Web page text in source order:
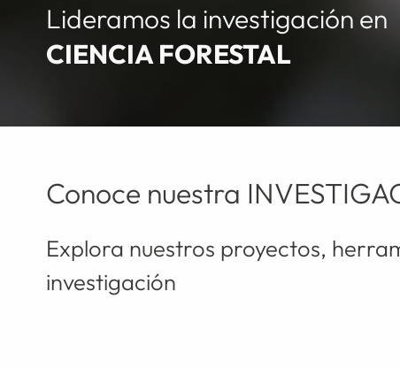
Lideramos la investigación en
CIENCIA FORESTAL
Conoce nuestra
Explora nuestros proyectos,
investigación